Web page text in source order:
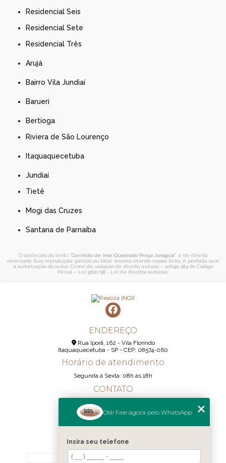
Residencial Seis
Residencial Sete
Residencial Três
Arujá
Bairro Vila Jundiaí
Barueri
Bertioga
Riviera de São Lourenço
Itaquaquecetuba
Jundiaí
Tietê
Mogi das Cruzes
Santana de Parnaíba
O conteúdo do texto "Corrimão de Inox Quadrado Preço Jaraguá" é de direito
reservado. Sua reprodução, parcial ou total, mesmo citando nossos links, é proibida sem
a autorização do autor. Crime de violação de direito autoral – artigo 184 do Código
Penal – Lei 9610/98 - Lei de direitos autorais
ENDEREÇO
Rua Iporã, 162 - Vila Florindo
Itaquaquecetuba - SP - CEP: 08574-060
Horário de atendimento
Segunda á Sexta: 08h ás 18h
CONTATO
(11) 98189-1344
MENU
HOME
Olá! Fale agora pelo WhatsApp
Insira seu telefone